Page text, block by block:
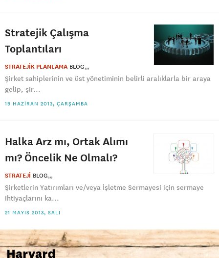
Stratejik Çalışma
Toplantıları
STRATEJİK PLANLAMA BLOG
Şirket sahiplerinin ve üst yönetiminin belirli aralıklarla bir araya
gelip, şir...
19 HAZIRAN 2013, ÇARŞAMBA
Halka Arz mı, Ortak Alımı
mı? Öncelik Ne Olmalı?
STRATEJİ BLOG
Şirketlerin Yatırımları ve/veya İşletme Sermayesi için sermaye
ihtiyaçlarını ka...
21 MAYIS 2013, SALI